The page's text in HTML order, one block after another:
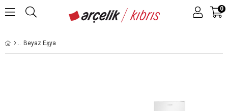
0
Beyaz Eşya